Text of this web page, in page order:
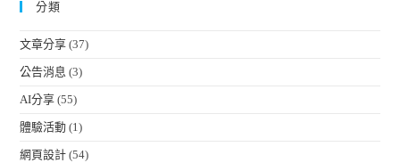
分類
文章分享 (37)
公告消息 (3)
AI分享 (55)
體驗活動 (1)
網頁設計 (54)